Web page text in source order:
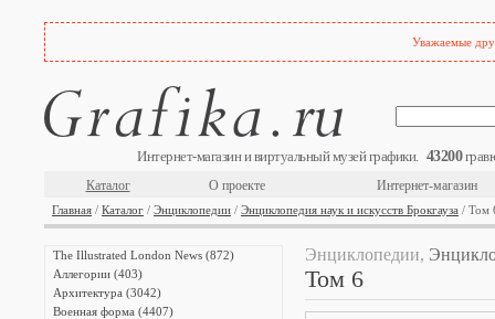
Уважаемые
Интернет-магазин и виртуальный музей графики. 43200
Каталог О проекте Интернет-магазин
Главная / Каталог / Энциклопедии / Энциклопедия наук и искусств Брокгауза / Том
The Illustrated London News (872)
Аллегории (403)
Архитектура (3042)
Военная форма (4407)
Энциклопедии,
Том 6